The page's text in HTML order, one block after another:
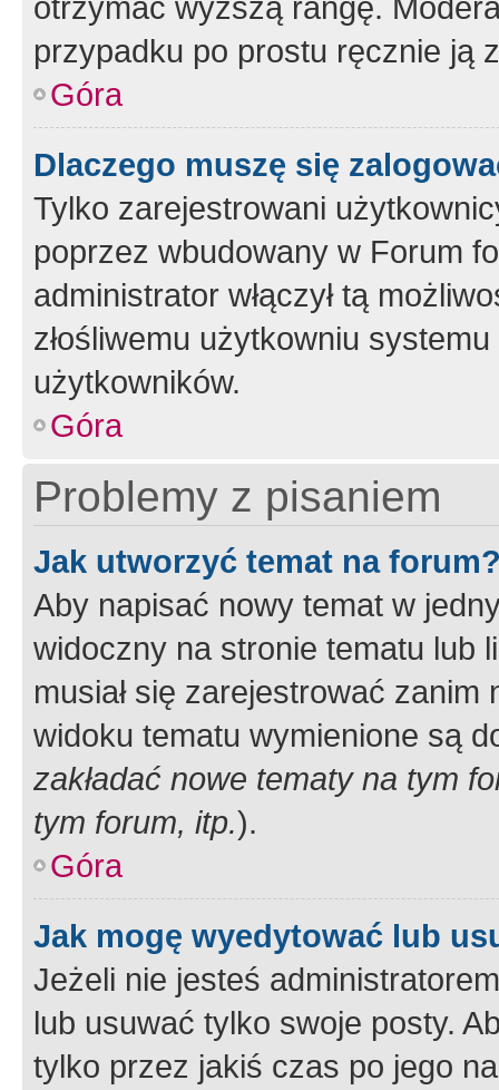
przypadku po prostu ręcznie ją
Góra
Dlaczego muszę się
Tylko zarejestrowani
poprzez wbudowany w Forum
administrator włączył tą
złośliwemu użytkowniu
użytkowników.
Góra
Problemy z pisaniem
Jak utworzyć temat na
Aby napisać nowy temat w
widoczny na stronie tematu lub
musiał się zarejestrować
widoku tematu wymienione są
zakładać nowe tematy na tym
tym forum, itp.).
Góra
Jak mogę wyedytować lub
Jeżeli nie jesteś
lub usuwać tylko swoje posty.
tylko przez jakiś czas po jego